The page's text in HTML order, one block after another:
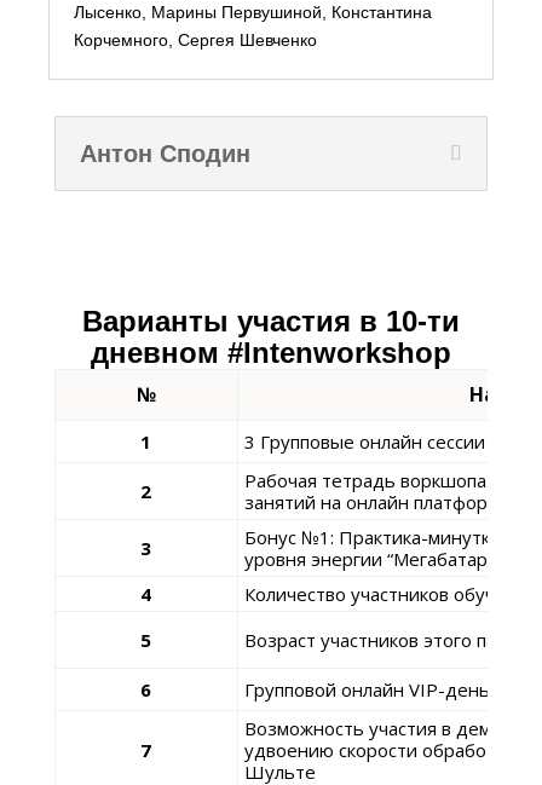
Лысенко, Марины Первушиной, Константина
Корчемного, Сергея Шевченко
Антон Сподин
Варианты участия в 10-ти
дневном #Intenworkshop
№
1 3 Групповые онлайн сессии
2
Рабочая тетрадь воркшопа для
занятий на онлайн платформе
3
Бонус №1: Практика-минутка
уровня энергии “Мегабатарейка”
4
Количество участников
5
Возраст участников этого пакета
6 Групповой онлайн VIP-день
7
Возможность участия в демо-
удвоению скорости обработки
Шульте